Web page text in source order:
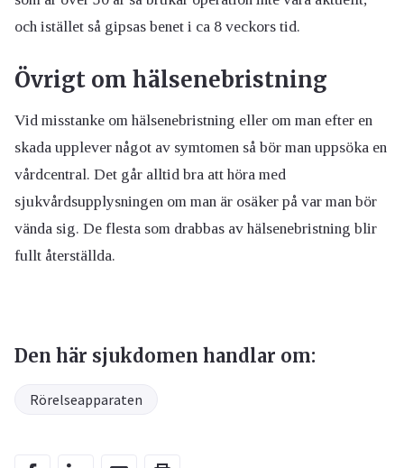
och istället så gipsas benet i ca 8 veckors tid.
Övrigt om hälsenebristning
Vid misstanke om hälsenebristning eller om man efter en
skada upplever något av symtomen så bör man uppsöka en
vårdcentral. Det går alltid bra att höra med
sjukvårdsupplysningen om man är osäker på var man bör
vända sig. De flesta som drabbas av hälsenebristning blir
fullt återställda.
Den här sjukdomen handlar om:
Rörelseapparaten